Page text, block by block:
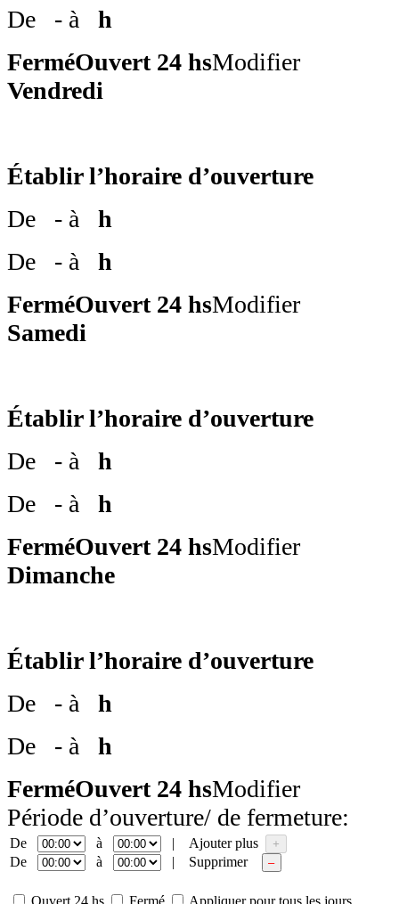
De
- à
h
FerméOuvert 24 hsModifier
Vendredi
Établir l’horaire d’ouverture
De
- à
h
De
- à
h
FerméOuvert 24 hsModifier
Samedi
Établir l’horaire d’ouverture
De
- à
h
De
- à
h
FerméOuvert 24 hsModifier
Dimanche
Établir l’horaire d’ouverture
De
- à
h
De
- à
h
FerméOuvert 24 hsModifier
Période d’ouverture/ de fermeture:
De à | Ajouter plus +
De à | Supprimer –
Ouvert 24 hs Fermé Appliquer pour tous les jours